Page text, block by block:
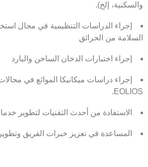
والسكنية، إلخ).
إجراء الدراسات التنظيمية في مجال
السلامة من الحرائق
إجراء اختبارات الدخان الساخن والبارد
إجراء دراسات ميكانيكا الموائع في
EOLIOS.
الاستفادة من أحدث التقنيات لتطوير
المساعدة في تعزيز خبرات الفريق